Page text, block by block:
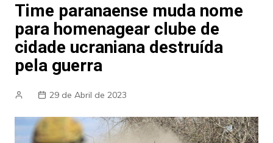
Time paranaense muda nome
para homenagear clube de
cidade ucraniana destruída
pela guerra
29 de Abril de 2023